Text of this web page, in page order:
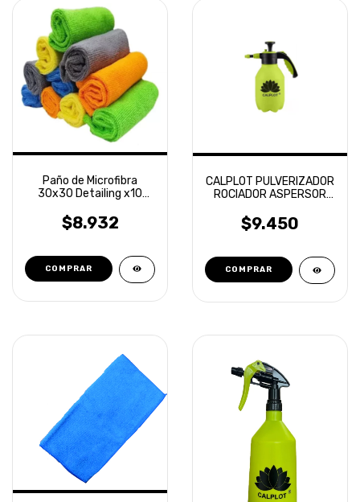
Paño de Microfibra
30x30 Detailing x10
$8.932
CALPLOT PULVERIZADOR
ROCIADOR ASPERSOR
$9.450